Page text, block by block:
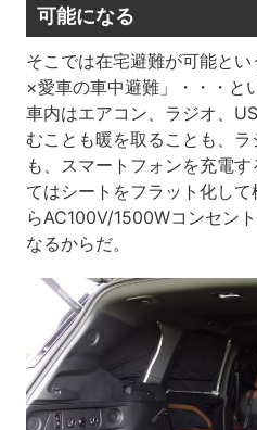
可能になる
そこでは在宅避難が可能と
×愛車の車中避難」・・・と
車内はエアコン、ラジオ、
むことも暖を取ることも、
も、スマートフォンを充電
てはシートをフラット化し
らAC100V/1500Wコンセン
なるからだ。